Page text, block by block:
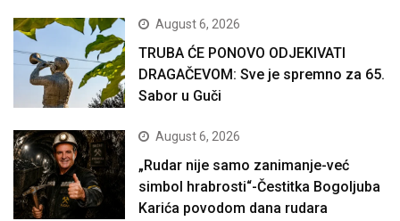
August 6, 2026
TRUBA ĆE PONOVO ODJEKIVATI
DRAGAČEVOM: Sve je spremno za 65.
Sabor u Guči
August 6, 2026
„Rudar nije samo zanimanje-već
simbol hrabrosti“-Čestitka Bogoljuba
Karića povodom dana rudara